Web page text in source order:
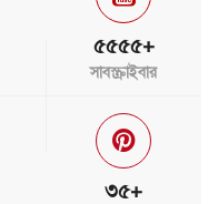
৫৫৫৫+
সাবস্ক্রাইবার
৩৫+